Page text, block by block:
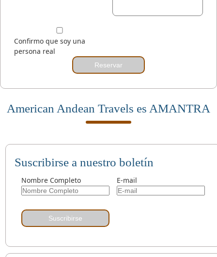
Confirmo que soy una
persona real
Reservar
American Andean Travels es AMANTRA
Suscribirse a nuestro boletín
Nombre Completo E-mail
Suscribirse